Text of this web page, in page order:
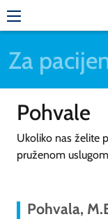
Za
Pohvale
Ukoliko nas želite
pruženom
Pohvala,